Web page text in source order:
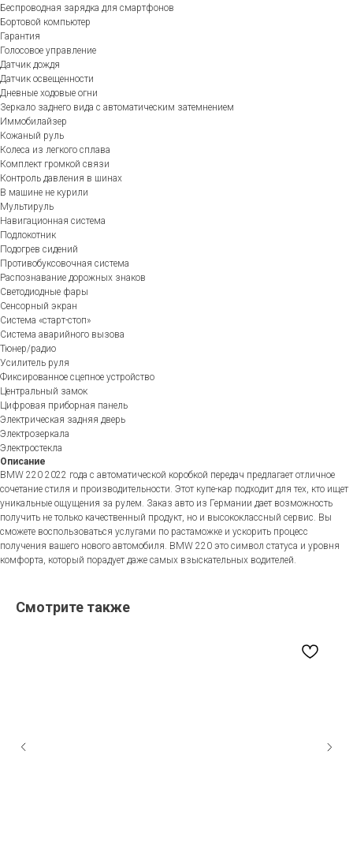
Беспроводная зарядка для смартфонов
Бортовой компьютер
Гарантия
Голосовое управление
Датчик дождя
Датчик освещенности
Дневные ходовые огни
Зеркало заднего вида с автоматическим затемнением
Иммобилайзер
Кожаный руль
Колеса из легкого сплава
Комплект громкой связи
Контроль давления в шинах
В машине не курили
Мультируль
Навигационная система
Подлокотник
Подогрев сидений
Противобуксовочная система
Распознавание дорожных знаков
Светодиодные фары
Сенсорный экран
Система «старт-стоп»
Система аварийного вызова
Тюнер/радио
Усилитель руля
Фиксированное сцепное устройство
Центральный замок
Цифровая приборная панель
Электрическая задняя дверь
Электрозеркала
Электростекла
Описание
BMW 220 2022 года с автоматической коробкой передач предлагает отличное
сочетание стиля и производительности. Этот купе-кар подходит для тех, кто ищет
уникальные ощущения за рулем. Заказ авто из Германии дает возможность
получить не только качественный продукт, но и высококлассный сервис. Вы
сможете воспользоваться услугами по растаможке и ускорить процесс
получения вашего нового автомобиля. BMW 220 это символ статуса и уровня
комфорта, который порадует даже самых взыскательных водителей.
Смотрите также